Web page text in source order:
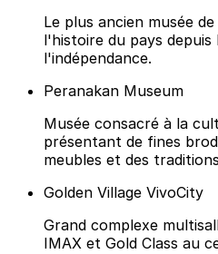
Le plus ancien musée
l'histoire du pays depuis
l'indépendance.
Peranakan Museum
Musée consacré à la
présentant de fines
meubles et des
Golden Village VivoCity
Grand complexe
IMAX et Gold Class au